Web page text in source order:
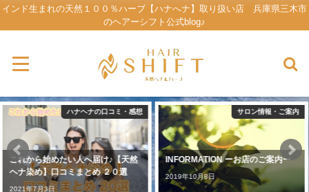
インド生まれの天然１００％ハーブ【ハナへナ】取り扱い店 兵庫県三木市
のヘアーシフト公式blog♪
サロン情報・ご案内
INFORMATION ーお店のご案内ー
2019年10月8日
メニュー＆プライス
MENU ーメニュー＆プライスー
2019年9月23日